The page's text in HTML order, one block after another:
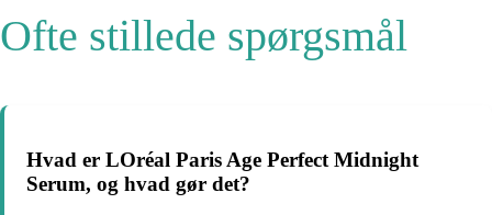
Ofte stillede spørgsmål
Hvad er LOréal Paris Age Perfect Midnight
Serum, og hvad gør det?